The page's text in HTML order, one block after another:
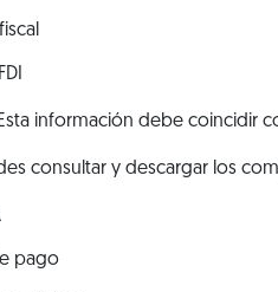
información debe coincidir
consultar y descargar los
pago